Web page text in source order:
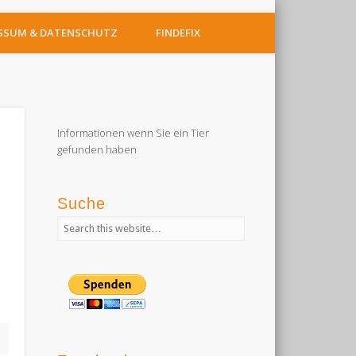
& DATENSCHUTZ FINDEFIX
Informationen wenn Sie ein Tier
gefunden haben
Suche